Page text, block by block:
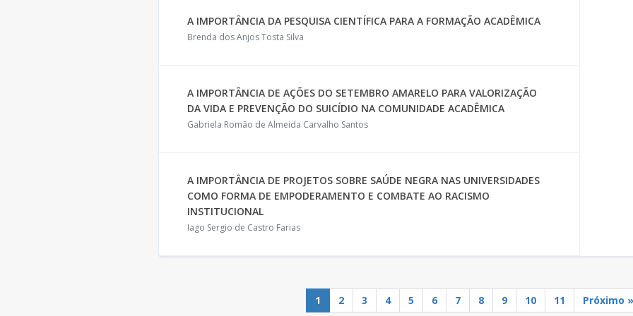
A IMPORTÂNCIA DA PESQUISA CIENTÍFICA PARA A FORMAÇÃO ACADÊMICA
Brenda dos Anjos Tosta Silva
A IMPORTÂNCIA DE AÇÕES DO SETEMBRO AMARELO PARA VALORIZAÇÃO
DA VIDA E PREVENÇÃO DO SUICÍDIO NA COMUNIDADE ACADÊMICA
Gabriela Romão de Almeida Carvalho Santos
A IMPORTÂNCIA DE PROJETOS SOBRE SAÚDE NEGRA NAS UNIVERSIDADES
COMO FORMA DE EMPODERAMENTO E COMBATE AO RACISMO
INSTITUCIONAL
Iago Sergio de Castro Farias
1 2 3 4 5 6 7 8 9 10 11 Próximo »